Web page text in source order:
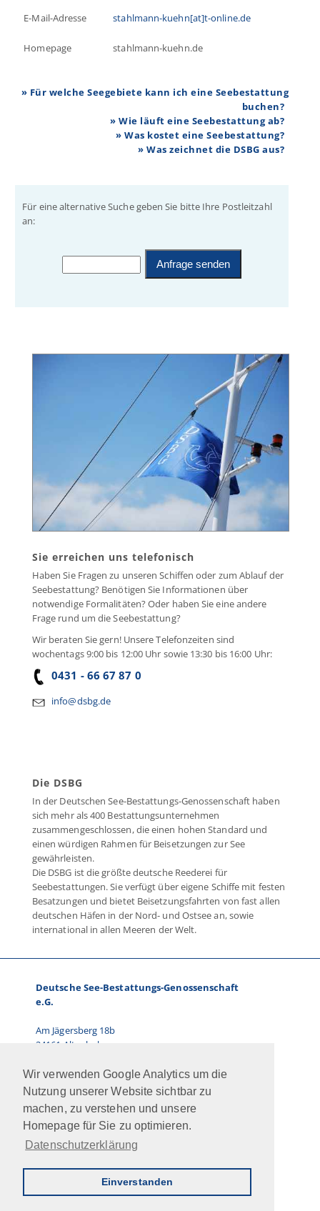
Wir verwenden Google Analytics um die
Nutzung unserer Website sichtbar zu
machen, zu verstehen und unsere
Homepage für Sie zu optimieren.
Datenschutzerklärung
Einverstanden
Datenschutz
Kontakt
E-Mail-Adresse stahlmann-kuehn[at]t-online.de
Homepage stahlmann-kuehn.de
» Für welche Seegebiete kann ich eine Seebestattung
buchen?
» Wie läuft eine Seebestattung ab?
» Was kostet eine Seebestattung?
» Was zeichnet die DSBG aus?
Für eine alternative Suche geben Sie bitte Ihre Postleitzahl
an:
Sie erreichen uns telefonisch
Haben Sie Fragen zu unseren Schiffen oder zum Ablauf der
Seebestattung? Benötigen Sie Informationen über
notwendige Formalitäten? Oder haben Sie eine andere
Frage rund um die Seebestattung?
Wir beraten Sie gern! Unsere Telefonzeiten sind
wochentags 9:00 bis 12:00 Uhr sowie 13:30 bis 16:00 Uhr:
0431 - 66 67 87 0
info@dsbg.de
Die DSBG
In der Deutschen See-Bestattungs-Genossenschaft haben
sich mehr als 400 Bestattungsunternehmen
zusammengeschlossen, die einen hohen Standard und
einen würdigen Rahmen für Beisetzungen zur See
gewährleisten.
Die DSBG ist die größte deutsche Reederei für
Seebestattungen. Sie verfügt über eigene Schiffe mit festen
Besatzungen und bietet Beisetzungsfahrten von fast allen
deutschen Häfen in der Nord- und Ostsee an, sowie
international in allen Meeren der Welt.
Deutsche See-Bestattungs-Genossenschaft
e.G.
Am Jägersberg 18b
24161 Altenholz
Telefon: 0431.66 67 87-0
E-Mail: info@dsbg.de
Vorstand:
Ralf Paulsen, Marcus Kühn